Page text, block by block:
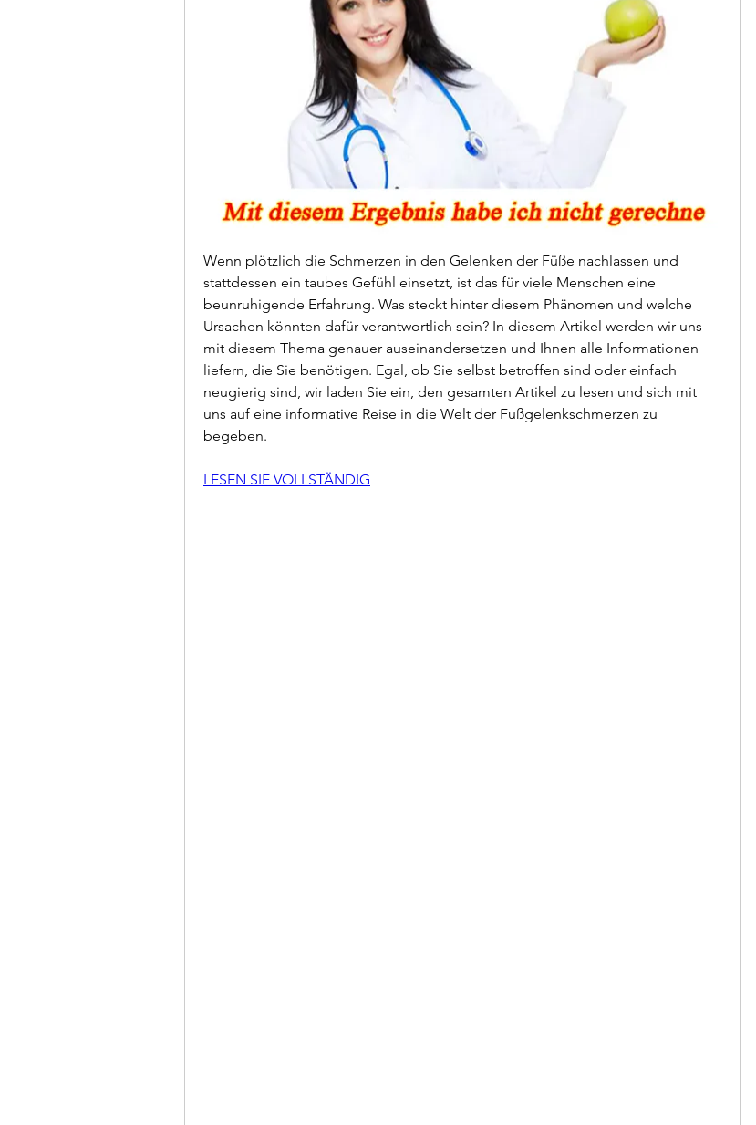
Wenn plötzlich die Schmerzen in den Gelenken der Füße nachlassen und
stattdessen ein taubes Gefühl einsetzt, ist das für viele Menschen eine
beunruhigende Erfahrung. Was steckt hinter diesem Phänomen und welche
Ursachen könnten dafür verantwortlich sein? In diesem Artikel werden wir uns
mit diesem Thema genauer auseinandersetzen und Ihnen alle Informationen
liefern, die Sie benötigen. Egal, ob Sie selbst betroffen sind oder einfach
neugierig sind, wir laden Sie ein, den gesamten Artikel zu lesen und sich mit
uns auf eine informative Reise in die Welt der Fußgelenkschmerzen zu
begeben.
LESEN SIE VOLLSTÄNDIG